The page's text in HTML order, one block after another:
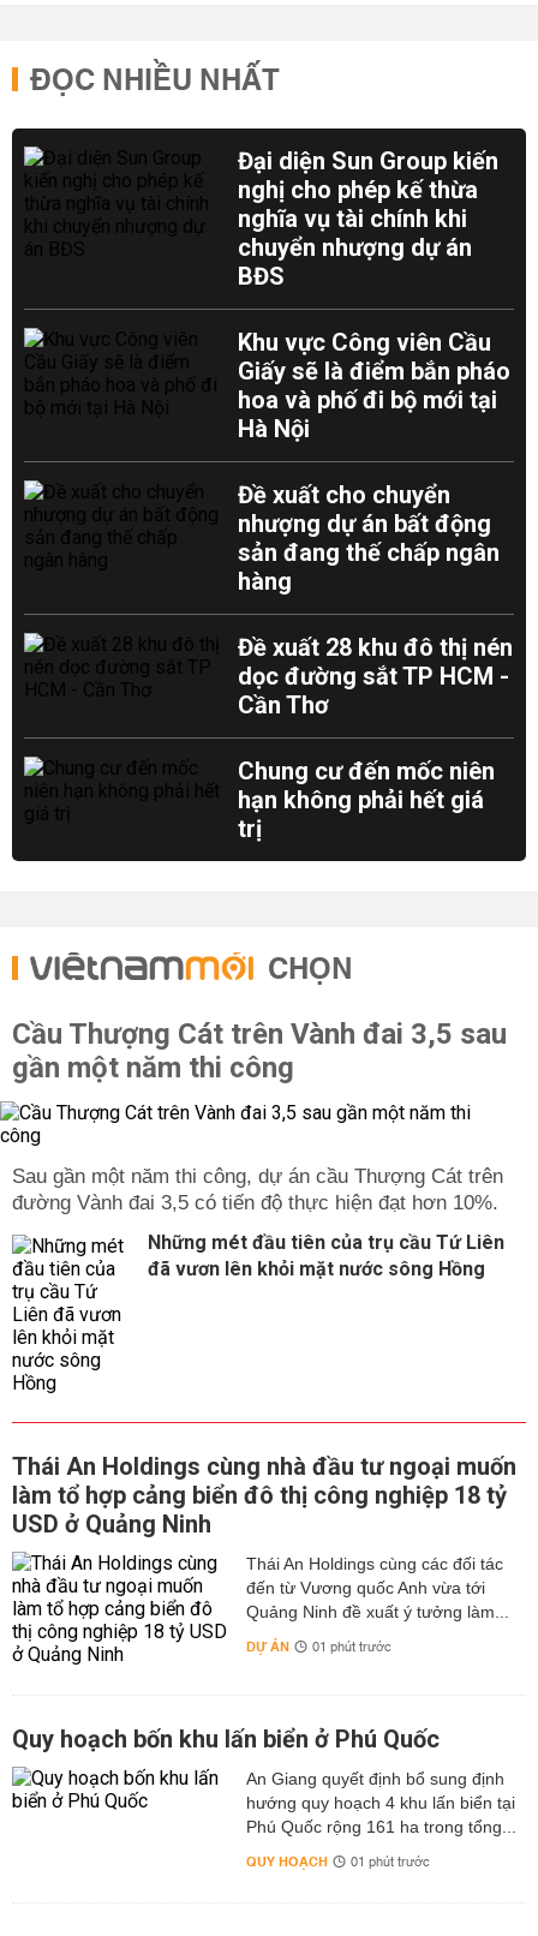
ĐỌC NHIỀU NHẤT
Đại diện Sun Group kiến
nghị cho phép kế thừa
nghĩa vụ tài chính khi
chuyển nhượng dự án
BĐS
Khu vực Công viên Cầu
Giấy sẽ là điểm bắn pháo
hoa và phố đi bộ mới tại
Hà Nội
Đề xuất cho chuyển
nhượng dự án bất động
sản đang thế chấp ngân
hàng
Đề xuất 28 khu đô thị nén
dọc đường sắt TP HCM -
Cần Thơ
Chung cư đến mốc niên
hạn không phải hết giá
trị
CHỌN
Cầu Thượng Cát trên Vành đai 3,5 sau
gần một năm thi công
Sau gần một năm thi công, dự án cầu Thượng Cát trên
đường Vành đai 3,5 có tiến độ thực hiện đạt hơn 10%.
Những mét đầu tiên của trụ cầu Tứ Liên
đã vươn lên khỏi mặt nước sông Hồng
Thái An Holdings cùng nhà đầu tư ngoại muốn
làm tổ hợp cảng biển đô thị công nghiệp 18 tỷ
USD ở Quảng Ninh
Thái An Holdings cùng các đối tác
đến từ Vương quốc Anh vừa tới
Quảng Ninh đề xuất ý tưởng làm...
DỰ ÁN 01 phút trước
Quy hoạch bốn khu lấn biển ở Phú Quốc
An Giang quyết định bổ sung định
hướng quy hoạch 4 khu lấn biển tại
Phú Quốc rộng 161 ha trong tổng...
QUY HOẠCH 01 phút trước